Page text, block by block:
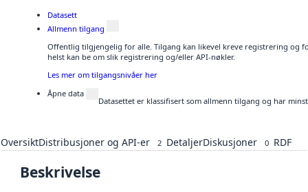
Datasett
Allmenn tilgang
Offentlig tilgjengelig for alle. Tilgang kan likevel kreve registrering og
helst kan be om slik registrering og/eller API-nøkler.
Les mer om tilgangsnivåer her
Åpne data
Datasettet er klassifisert som allmenn tilgang og har
OversiktDistribusjoner og API-er 2 DetaljerDiskusjoner 0 RDF
Beskrivelse